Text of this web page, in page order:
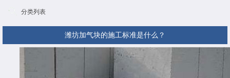
分类列表
潍坊加气块的施工标准是什么？